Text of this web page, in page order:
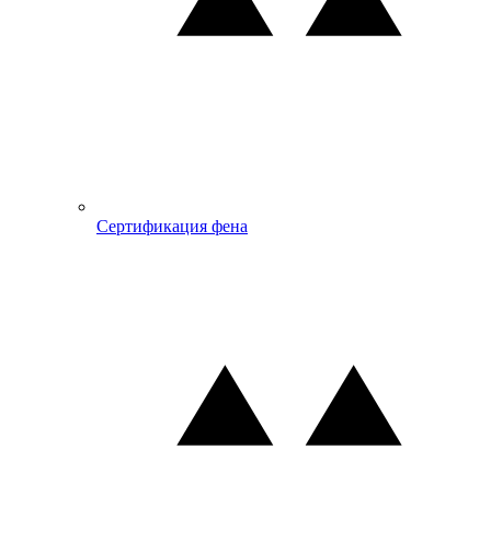
Сертификация фена